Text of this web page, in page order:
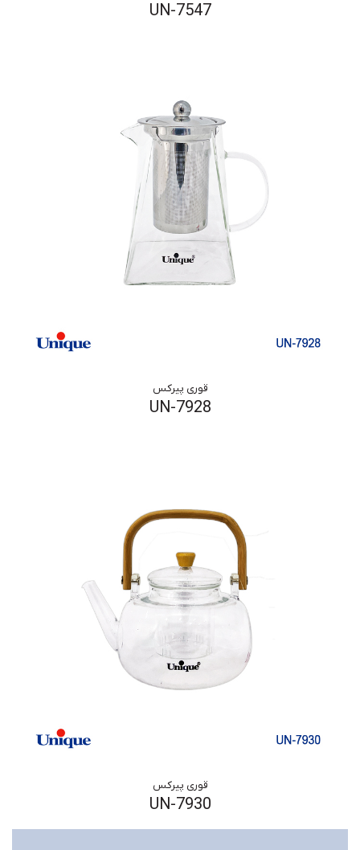
UN-7547
قوری پیرکس
UN-7928
قوری پیرکس
UN-7930